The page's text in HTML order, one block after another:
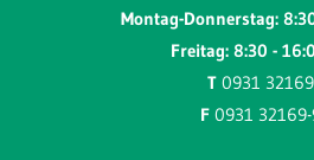
Montag-Donnerstag:
Freitag: 8:30 -
T 0931
F 0931